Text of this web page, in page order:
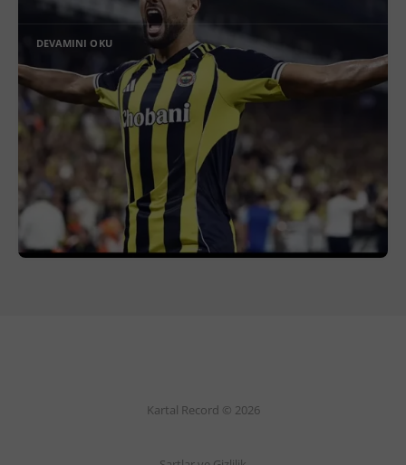
DEVAMINI OKU
Kartal Record © 2026